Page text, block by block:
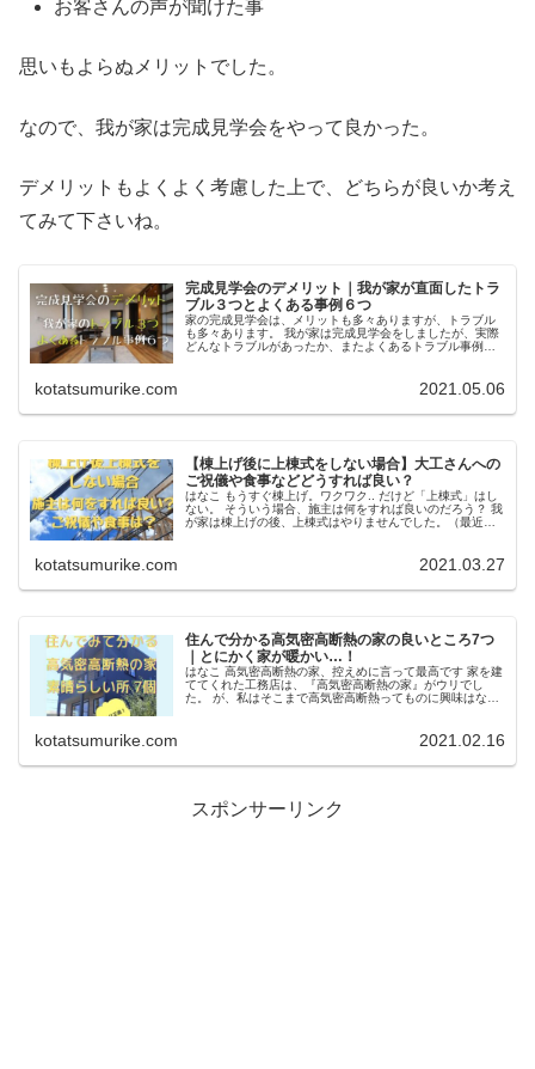
お客さんの声が聞けた事
思いもよらぬメリットでした。
なので、我が家は完成見学会をやって良かった。
デメリットもよくよく考慮した上で、どちらが良いか考え
てみて下さいね。
完成見学会のデメリット｜我が家が直面したトラ
ブル３つとよくある事例６つ
家の完成見学会は、メリットも多々ありますが、トラブル
も多々あります。 我が家は完成見学会をしましたが、実際
どんなトラブルがあったか、またよくあるトラブル事例を
kotatsumurike.com 2021.05.06
【棟上げ後に上棟式をしない場合】大工さんへの
ご祝儀や食事などどうすれば良い？
はなこ もうすぐ棟上げ。ワクワク.. だけど「上棟式」はし
ない。 そういう場合、施主は何をすれば良いのだろう？ 我
が家は棟上げの後、上棟式はやりませんでした。（最近は
kotatsumurike.com 2021.03.27
住んで分かる高気密高断熱の家の良いところ7つ
｜とにかく家が暖かい…！
はなこ 高気密高断熱の家、控えめに言って最高です 家を建
ててくれた工務店は、『高気密高断熱の家』がウリでし
た。 が、私はそこまで高気密高断熱ってものに興味はな
kotatsumurike.com 2021.02.16
スポンサーリンク